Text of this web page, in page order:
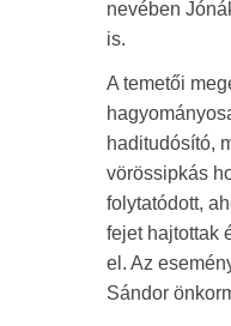
nevében
is.
A temetői
haditudósító,
vörössipkás
folytatódott,
fejet hajtottak
el. Az
Sándor